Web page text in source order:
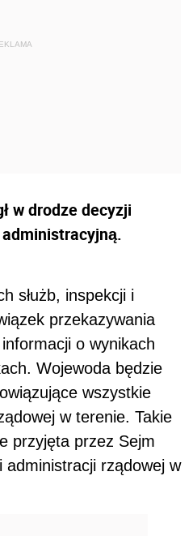
w drodze decyzji
służb, inspekcji i
przekazywania
o wynikach
Wojewoda będzie
wszystkie
w terenie. Takie
przyjęta przez Sejm
administracji rządowej w